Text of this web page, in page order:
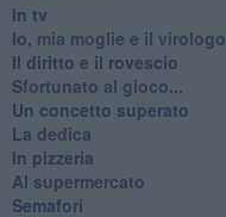
In tv
Io, mia moglie e il virologo
Il diritto e il rovescio
Sfortunato al gioco...
Un concetto superato
La dedica
In pizzeria
Al supermercato
Semafori